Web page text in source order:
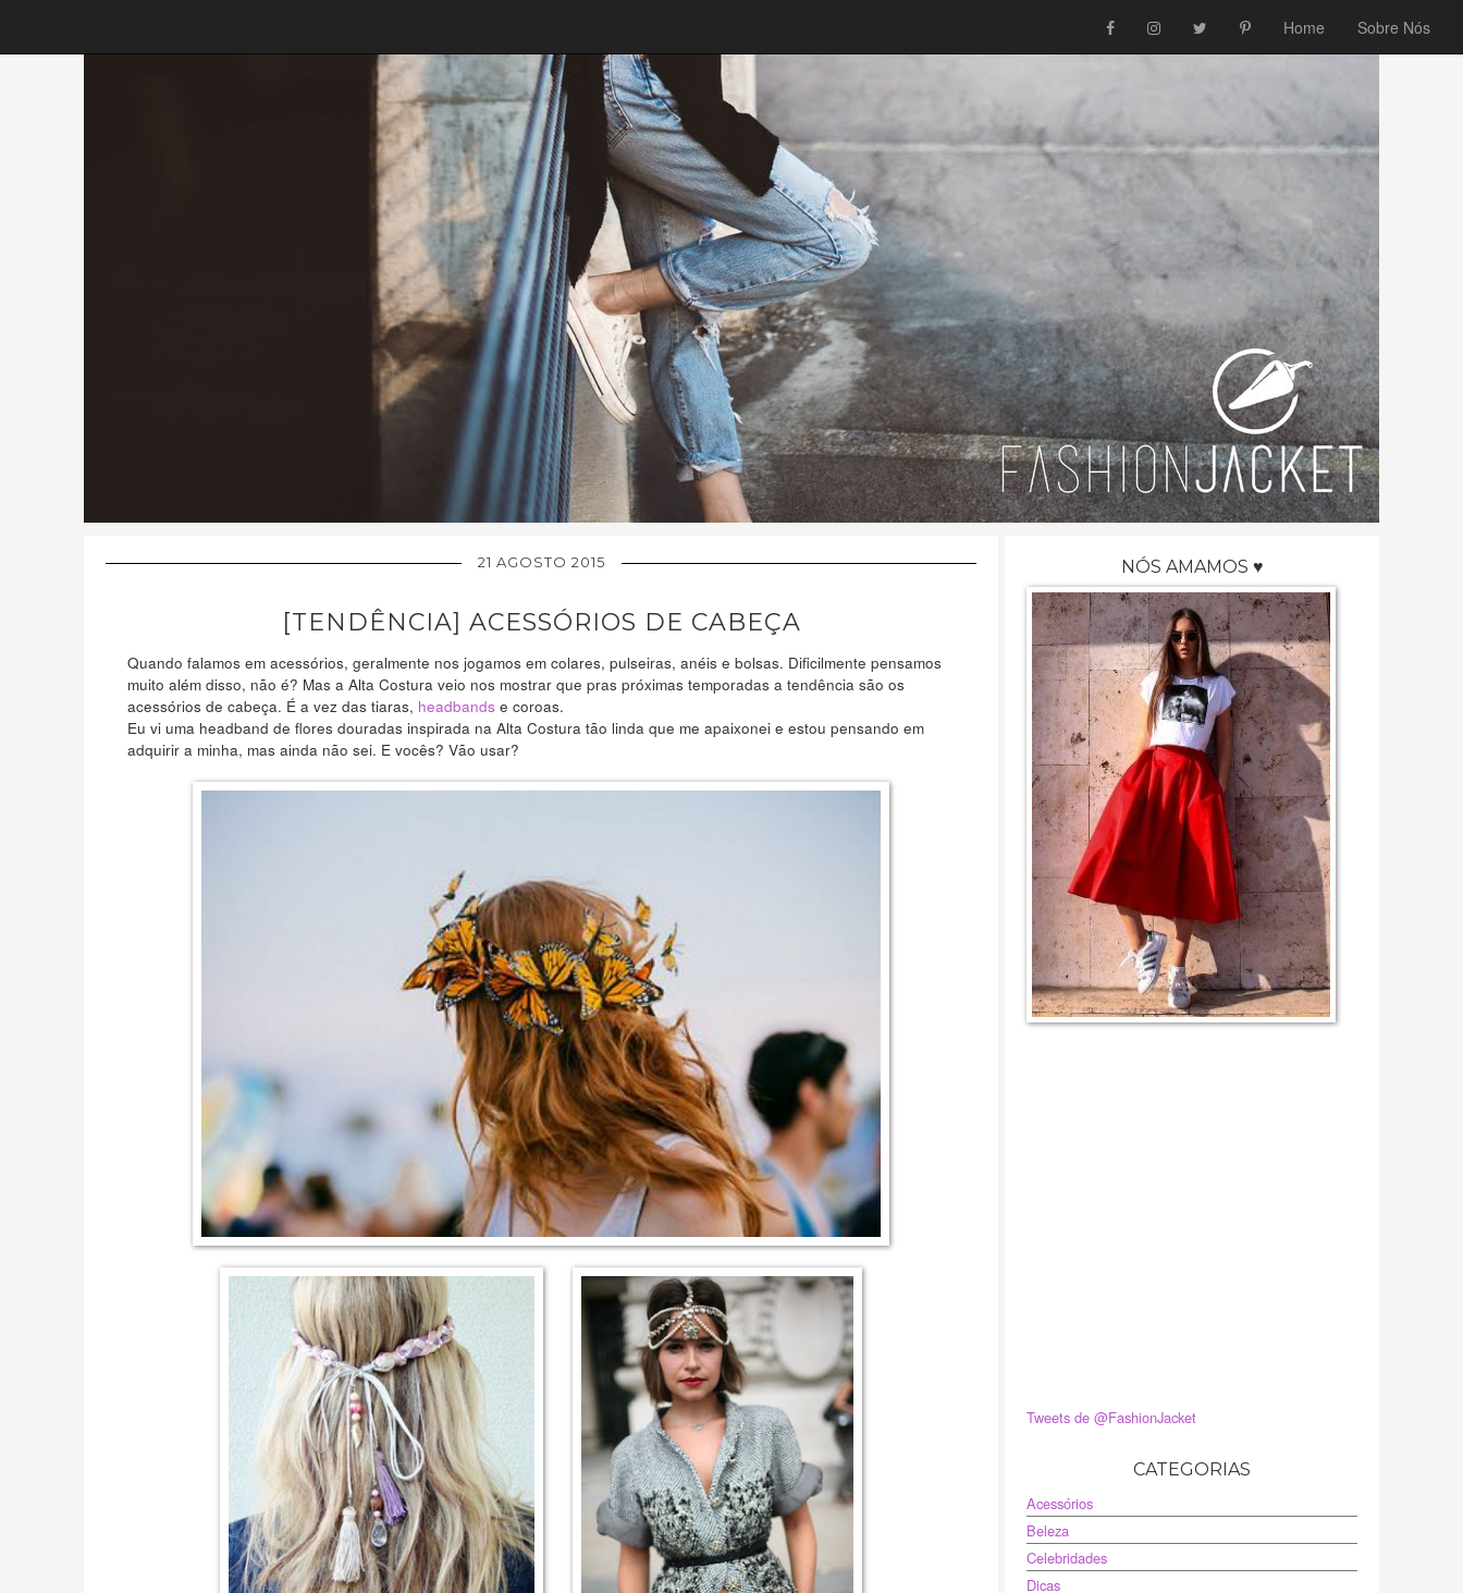
Home Sobre Nós
21 AGOSTO 2015
[TENDÊNCIA] ACESSÓRIOS DE CABEÇA
Quando falamos em acessórios, geralmente nos jogamos em colares, pulseiras, anéis e bolsas. Dificilmente pensamos
muito além disso, não é? Mas a Alta Costura veio nos mostrar que pras próximas temporadas a tendência são os
acessórios de cabeça. É a vez das tiaras, headbands e coroas.
Eu vi uma headband de flores douradas inspirada na Alta Costura tão linda que me apaixonei e estou pensando em
adquirir a minha, mas ainda não sei. E vocês? Vão usar?
NÓS AMAMOS ♥
Tweets de @FashionJacket
CATEGORIAS
Acessórios
Beleza
Celebridades
Dicas